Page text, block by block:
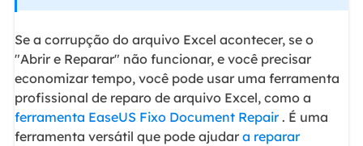
Se a corrupção do arquivo Excel acontecer, se o
"Abrir e Reparar" não funcionar, e você precisar
economizar tempo, você pode usar uma ferramenta
profissional de reparo de arquivo Excel, como a
ferramenta EaseUS Fixo Document Repair. É uma
ferramenta versátil que pode ajudar a reparar